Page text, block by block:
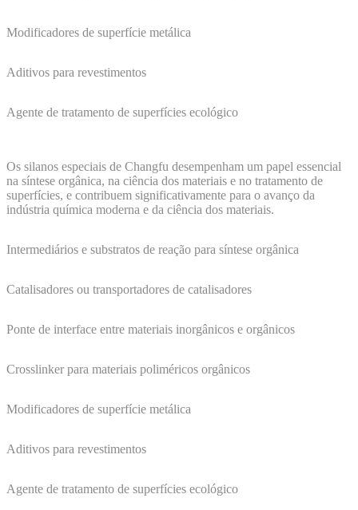
Modificadores de superfície metálica
Aditivos para revestimentos
Agente de tratamento de superfícies ecológico
Os silanos especiais de Changfu desempenham um papel essencial
na síntese orgânica, na ciência dos materiais e no tratamento de
superfícies, e contribuem significativamente para o avanço da
indústria química moderna e da ciência dos materiais.
Intermediários e substratos de reação para síntese orgânica
Catalisadores ou transportadores de catalisadores
Ponte de interface entre materiais inorgânicos e orgânicos
Crosslinker para materiais poliméricos orgânicos
Modificadores de superfície metálica
Aditivos para revestimentos
Agente de tratamento de superfícies ecológico